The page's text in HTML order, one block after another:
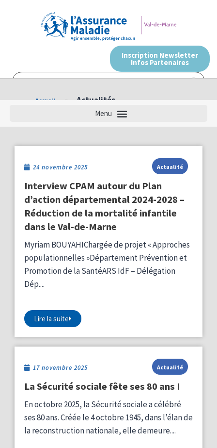
Inscription Newsletter
Infos Partenaires
Accueil > Actualités
24 novembre 2025 Actualité
Interview CPAM autour du Plan
d’action départemental 2024-2028 –
Réduction de la mortalité infantile
dans le Val-de-Marne
Myriam BOUYAHIChargée de projet « Approches
populationnelles »Département Prévention et
Promotion de la SantéARS IdF – Délégation
Dép....
Lire la suite
17 novembre 2025 Actualité
La Sécurité sociale fête ses 80 ans !
En octobre 2025, la Sécurité sociale a célébré
ses 80 ans. Créée le 4 octobre 1945, dans l’élan de
la reconstruction nationale, elle demeure....